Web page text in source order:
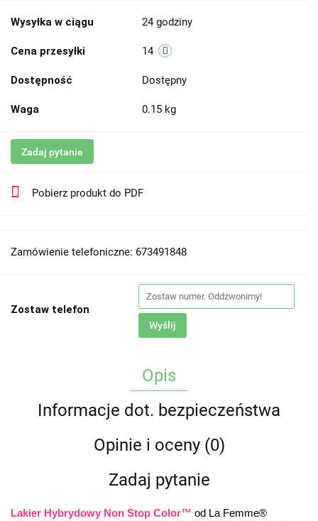
Wysyłka w ciągu 24 godziny
Cena przesyłki 14
Dostępność Dostępny
Waga 0.15 kg
Zadaj pytanie
Pobierz produkt do PDF
Zamówienie telefoniczne: 673491848
Zostaw telefon
Wyślij
Opis
Informacje dot. bezpieczeństwa
Opinie i oceny (0)
Zadaj pytanie
Lakier Hybrydowy Non Stop Color™ od La Femme®